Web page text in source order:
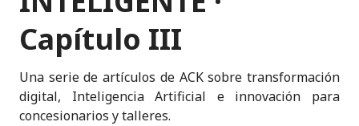
n o
o
k
p
p
Capítulo III
Una serie de artículos de ACK sobre transformación
digital, Inteligencia Artificial e innovación para
concesionarios y talleres.